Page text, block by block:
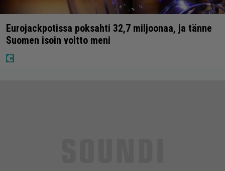
Eurojackpotissa poksahti 32,7 miljoonaa, ja tänne
Suomen isoin voitto meni